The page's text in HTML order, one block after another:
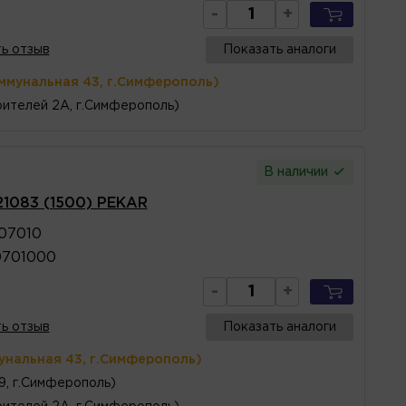
- +
отзыв Показать аналоги
43, г.Симферополь)
2А, г.Симферополь)
В наличии
(1500) PEKAR
- +
отзыв Показать аналоги
43, г.Симферополь)
г.Симферополь)